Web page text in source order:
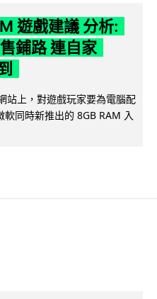
遊戲建議 分析:
鋪路 連自家
站上，對遊戲玩家要為電腦配
同時新推出的 8GB RAM 入